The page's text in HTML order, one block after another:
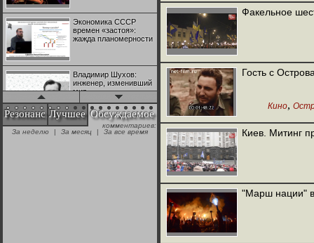
Экономика СССР
времен «застоя»:
жажда планомерности
Владимир Шухов:
инженер, изменивший
мир
"Аркадий Коц" на
эгалите-фесте "Не
Резонанс Лучшее Обсуждаемое
комментариев:
За неделю
| За месяц | За все время
Факельное
Гость с
Кино,
Киев. Митинг
"Марш нации"